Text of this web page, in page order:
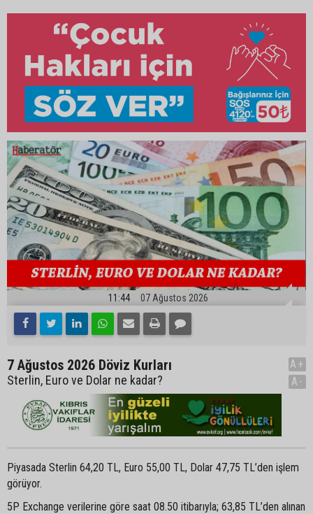
11:44 07 Ağustos 2026
7 Ağustos 2026 Döviz Kurları
Sterlin, Euro ve Dolar ne kadar?
A+
A-
Piyasada Sterlin 64,20 TL, Euro 55,00 TL, Dolar 47,75 TL’den işlem
görüyor.
5P Exchange verilerine göre saat 08.50 itibarıyla; 63,85 TL’den alınan